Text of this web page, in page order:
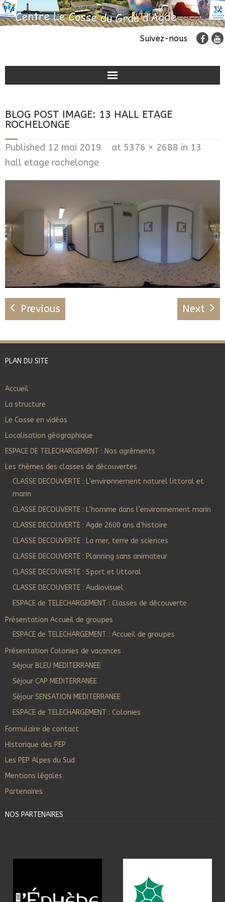
Suivez-nous
Colonies de vacances
Accueil de groupes
BLOG POST IMAGE: 13 HALL ETAGE
ROCHELONGE
Published 12 mai 2019 at 5376 × 2688 in 13
hall etage rochelonge
Previous Next
PLAN DU SITE
Accueil
La structure
Le Cosse en vidéos
Localisation géographique
ESPACE DE TELECHARGEMENT : Nos agréments
Les thèmes des classes de découvertes
CLASSE DECOUVERTE : L’environnement naturel littoral et
marin
CLASSE DECOUVERTE : L’homme dans l’environnement marin
CLASSE DECOUVERTE : Agde 2600 ans d’histoire
CLASSE DECOUVERTE : La mer, terre de sciences
CLASSE DECOUVERTE : Planning sans animateur
CLASSE DECOUVERTE : Sport et littoral
CLASSE DECOUVERTE : Audiovisuel
ESPACE de TELECHARGEMENT : Classes de découverte
Présentation Accueil de groupes
ESPACE de TELECHARGEMENT : Accueil de groupes
Présentation Colonies de vacances
Séjour BLEU MEDITERRANEE
Séjour CAP MEDITERRANEE
Séjour SENSATION MEDITERRANEE
ESPACE de TELECHARGEMENT : Colonies
Formulaire de contact
Historique des PEP
Les PEP Alpes du Sud
Mentions légales
Partenaires
NOS PARTENAIRES